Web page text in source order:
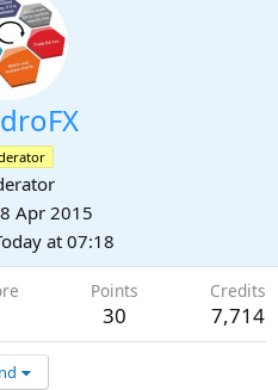
Apr 2015
at 07:18
Points
30
Credits
7,714